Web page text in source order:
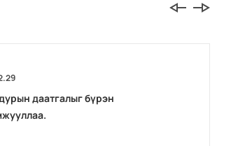
даатгалыг бүрэн